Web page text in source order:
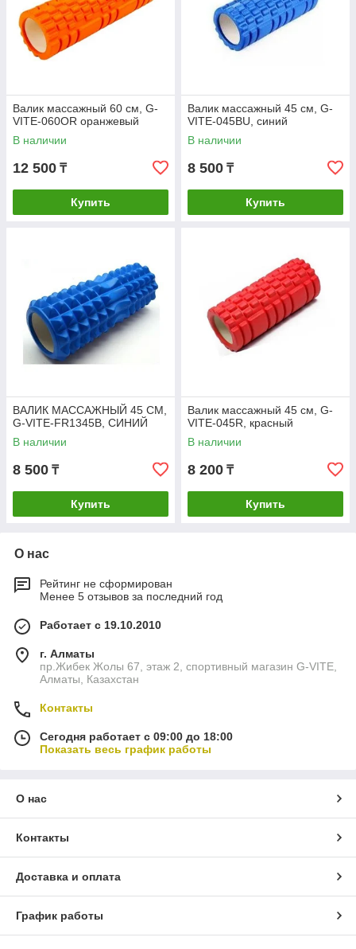
Валик массажный 60 см, G-
VITE-060OR оранжевый
В наличии
12 500 ₸
Купить
Валик массажный 45 см, G-
VITE-045BU, синий
В наличии
8 500 ₸
Купить
ВАЛИК МАССАЖНЫЙ 45 СМ,
G-VITE-FR1345B, СИНИЙ
В наличии
8 500 ₸
Купить
Валик массажный 45 см, G-
VITE-045R, красный
В наличии
8 200 ₸
Купить
О нас
Рейтинг не сформирован
Менее 5 отзывов за последний год
Работает с 19.10.2010
г. Алматы
пр.Жибек Жолы 67, этаж 2, спортивный магазин G-VITE,
Алматы, Казахстан
Контакты
Сегодня работает с 09:00 до 18:00
Показать весь график работы
О нас
Контакты
Доставка и оплата
График работы